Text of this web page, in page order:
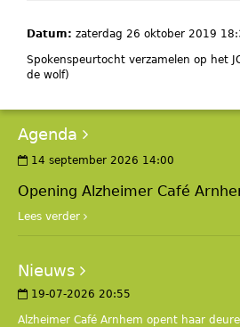
Datum: zaterdag 26 oktober 2019
Spokenspeurtocht verzamelen op het
de wolf)
Agenda
14 september 2026 14:00
Opening Alzheimer Café
Lees verder
Nieuws
19-07-2026 20:55
Alzheimer Café Arnhem opent haar